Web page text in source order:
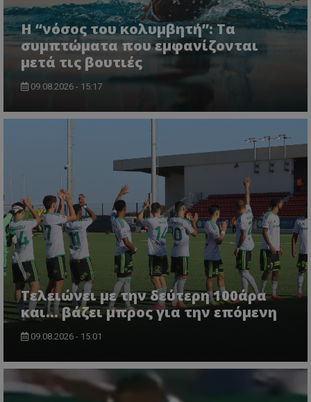
Η “νόσος του κολυμβητή”: Τα
συμπτώματα που εμφανίζονται
μετά τις βουτιές
09.08.2026 - 15:17
Τελειώνει με την δεύτερη 100άρα
και... βάζει μπρος για την επόμενη
09.08.2026 - 15:01